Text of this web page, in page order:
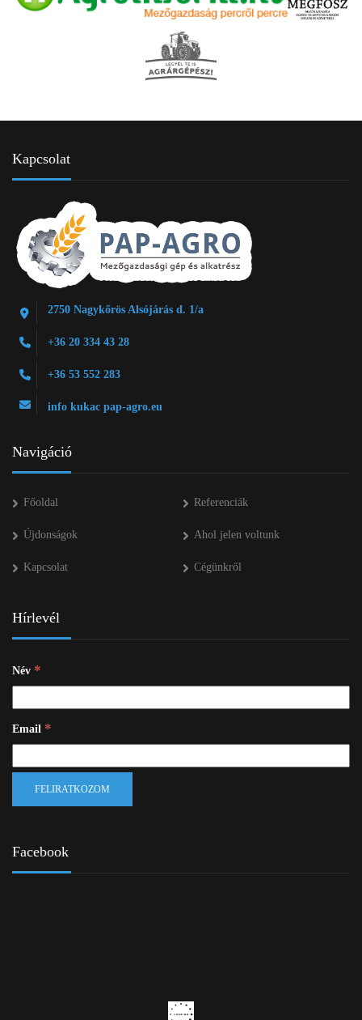
Kapcsolat
2750 Nagykőrös Alsójárás d. 1/a
+36 20 334 43 28
+36 53 552 283
info kukac pap-agro.eu
Navigáció
Főoldal Referenciák
Újdonságok Ahol jelen voltunk
Kapcsolat Cégünkről
Hírlevél
Név *
Email *
Facebook